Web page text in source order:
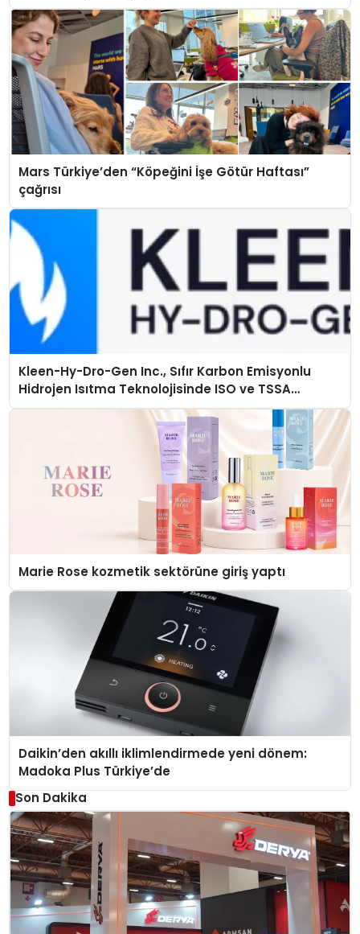
Mars Türkiye’den “Köpeğini İşe Götür Haftası”
çağrısı
Kleen-Hy-Dro-Gen Inc., Sıfır Karbon Emisyonlu
Hidrojen Isıtma Teknolojisinde ISO ve TSSA
Düzenleyici Onaylarını Aldı
Marie Rose kozmetik sektörüne giriş yaptı
Daikin’den akıllı iklimlendirmede yeni dönem:
Madoka Plus Türkiye’de
Son Dakika